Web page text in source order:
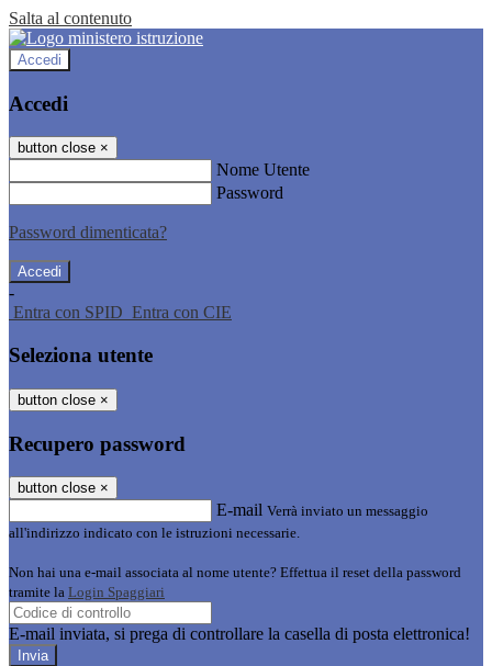
Salta al contenuto
Accedi
Accedi
button close ×
Nome Utente
Password
Password dimenticata?
-
Entra con SPID Entra con CIE
Seleziona utente
button close ×
Recupero password
button close ×
E-mail Verrà inviato un messaggio
all'indirizzo indicato con le istruzioni necessarie.
Non hai una e-mail associata al nome utente? Effettua il reset della password
tramite la Login Spaggiari
E-mail inviata, si prega di controllare la casella di posta elettronica!